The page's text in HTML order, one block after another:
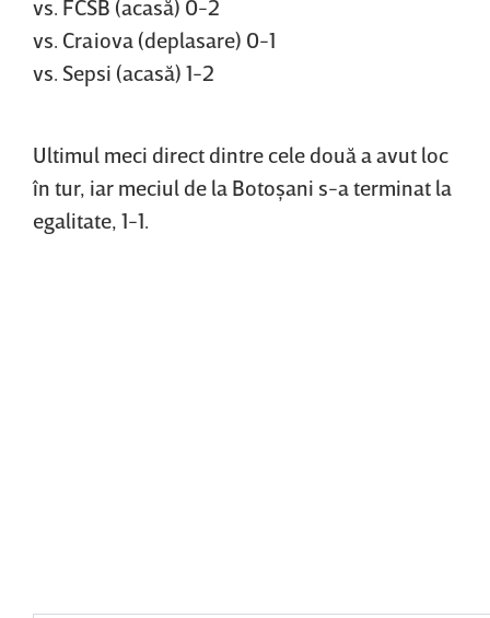
vs. FCSB (acasă) 0-2
vs. Craiova (deplasare) 0-1
vs. Sepsi (acasă) 1-2
Ultimul meci direct dintre cele două a avut loc
în tur, iar meciul de la Botoşani s-a terminat la
egalitate, 1-1.